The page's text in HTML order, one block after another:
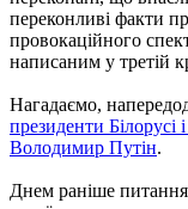
переконливі факти
провокаційного
написаним у третій
Нагадаємо,
президенти Білорусі
Володимир Путін.
Днем раніше